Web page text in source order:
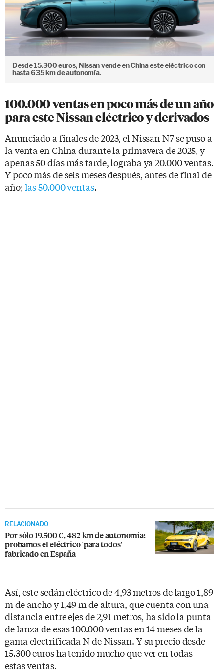
Desde 15.300 euros, Nissan vende en China este eléctrico con
hasta 635 km de autonomía.
100.000 ventas en poco más de un año
para este Nissan eléctrico y derivados
Anunciado a finales de 2023, el Nissan N7 se puso a
la venta en China durante la primavera de 2025, y
apenas 50 días más tarde, lograba ya 20.000 ventas.
Y poco más de seis meses después, antes de final de
año;las 50.000 ventas.
RELACIONADO
Por sólo 19.500 €, 482 km de autonomía:
probamos el eléctrico 'para todos'
fabricado en España
Así, este sedán eléctrico de 4,93 metros de largo 1,89
m de ancho y 1,49 m de altura, que cuenta con una
distancia entre ejes de 2,91 metros, ha sido la punta
de lanza de esas 100.000 ventas en 14 meses de la
gama electrificada N de Nissan. Y su precio desde
15.300 euros ha tenido mucho que ver en todas
estas ventas.